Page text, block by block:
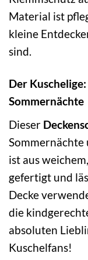
Material ist
kleine
sind.
Der
Sommernächte
Dieser
ist aus
gefertigt und
Decke
die
absoluten
Kuschelfans!